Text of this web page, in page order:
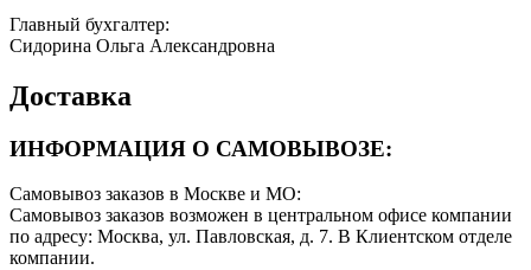
Главный бухгалтер:
Сидорина Ольга Александровна
Доставка
ИНФОРМАЦИЯ О САМОВЫВОЗЕ:
Самовывоз заказов в Москве и МО:
Самовывоз заказов возможен в центральном офисе компании
по адресу: Москва, ул. Павловская, д. 7. В Клиентском отделе
компании.